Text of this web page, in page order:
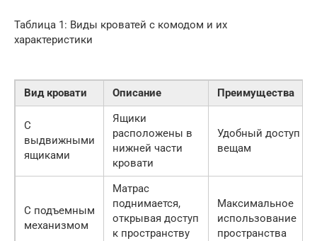
Таблица 1: Виды кроватей с комодом и их
характеристики
Вид кровати Описание Преимущества
С
выдвижными
ящиками
Ящики
расположены в
нижней части
кровати
Удобный доступ к
вещам
С подъемным
механизмом
Матрас
поднимается,
открывая доступ
к пространству
Максимальное
использование
пространства